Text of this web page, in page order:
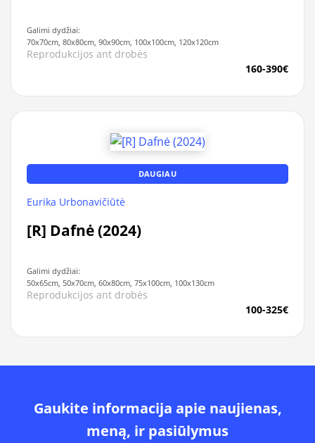
Galimi dydžiai:
70x70cm, 80x80cm, 90x90cm, 100x100cm, 120x120cm
Reprodukcijos ant drobės
160-390€
DAUGIAU
Eurika Urbonavičiūtė
[R] Dafnė (2024)
Galimi dydžiai:
50x65cm, 50x70cm, 60x80cm, 75x100cm, 100x130cm
Reprodukcijos ant drobės
100-325€
Gaukite informacija apie naujienas,
meną, ir pasiūlymus